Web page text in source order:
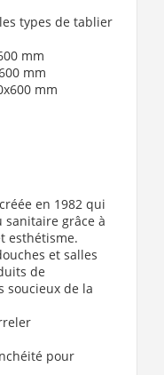
types de tablier
mm
mm
mm
en 1982 qui
sanitaire grâce à
esthétisme.
et salles
de
soucieux de la
pour